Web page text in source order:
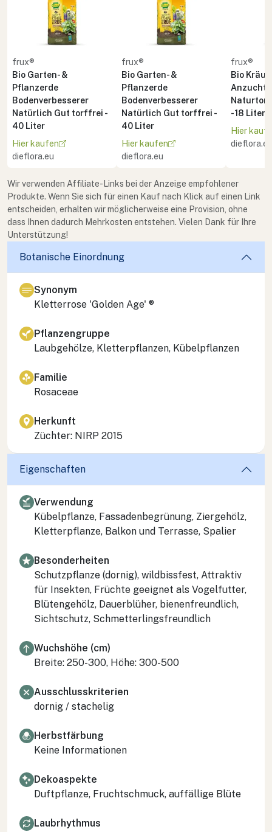
frux®
Bio Garten- &
Pflanzerde
Bodenverbesserer
Natürlich Gut torffrei -
40 Liter
Hier kaufen
dieflora.eu
frux®
Bio Garten- &
Pflanzerde
Bodenverbesserer
Natürlich Gut torffrei -
40 Liter
Hier kaufen
dieflora.eu
frux®
Bio
Naturton
- 18 Liter
Hier
dieflora.eu
Wir verwenden Affiliate-Links bei der Anzeige empfohlener
Produkte. Wenn Sie sich für einen Kauf nach Klick auf einen Link
entscheiden, erhalten wir möglicherweise eine Provision, ohne
dass Ihnen dadurch Mehrkosten entstehen. Vielen Dank für Ihre
Unterstützung!
Botanische Einordnung
Synonym
Kletterrose 'Golden Age' ®
Pflanzengruppe
Laubgehölze, Kletterpflanzen, Kübelpflanzen
Familie
Rosaceae
Herkunft
Züchter: NIRP 2015
Eigenschaften
Verwendung
Kübelpflanze, Fassadenbegrünung, Ziergehölz,
Kletterpflanze, Balkon und Terrasse, Spalier
Besonderheiten
Schutzpflanze (dornig), wildbissfest, Attraktiv
für Insekten, Früchte geeignet als Vogelfutter,
Blütengehölz, Dauerblüher, bienenfreundlich,
Sichtschutz, Schmetterlingsfreundlich
Wuchshöhe (cm)
Breite: 250-300, Höhe: 300-500
Ausschlusskriterien
dornig / stachelig
Herbstfärbung
Keine Informationen
Dekoaspekte
Duftpflanze, Fruchtschmuck, auffällige Blüte
Laubrhythmus